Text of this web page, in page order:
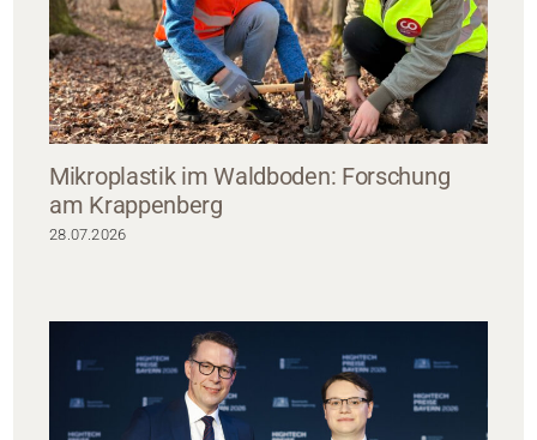
Mikroplastik im Waldboden: Forschung
am Krappenberg
28.07.2026